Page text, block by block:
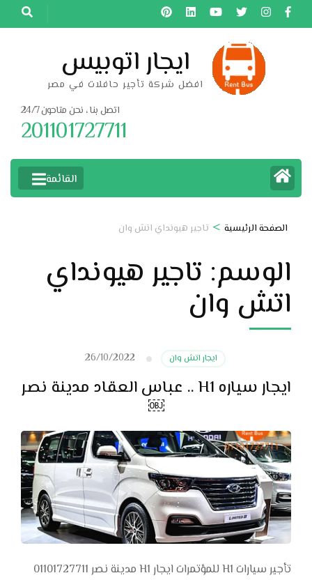
تخطى
إلى
ايجار اتوبيس
افضل شركة تأجير حافلات في مصر
اتصل بنا ، نحن متاحون 24/7
201101727711
القائمة
الصفحة الرئيسية > تاجير هيونداي اتش وان
الوسم: تاجير هيونداي
اتش وان
ايجار اتش وان 26/10/2022
ايجار سياره H1 .. عباس العقاد مدينة نصر
￼
تأجير سيارات H1 للمؤتمرات ايجار H1 مدينة نصر 01101727711